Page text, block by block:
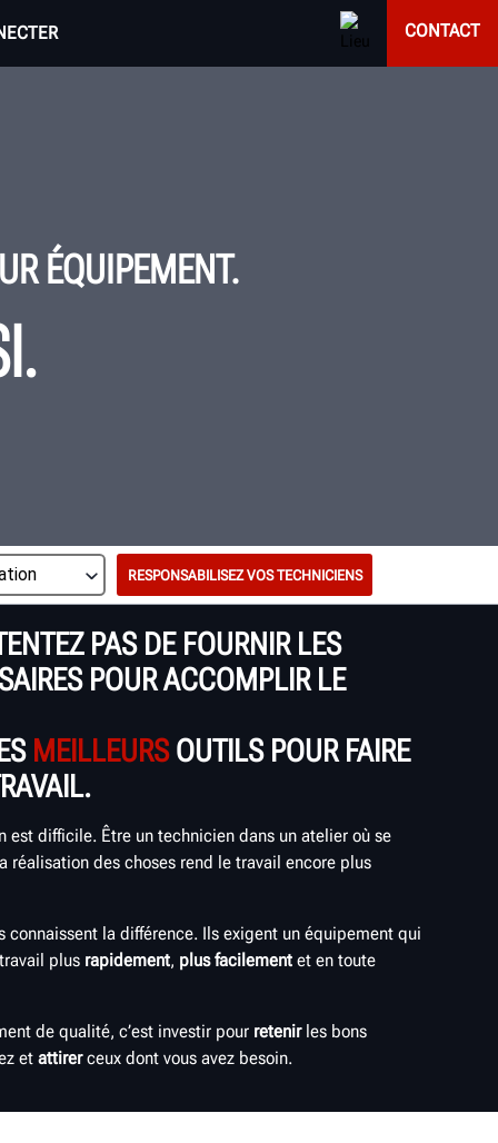
CONTACT
ÉQUIPEMENT.
RESPONSABILISEZ VOS TECHNICIENS
PAS DE FOURNIR LES
POUR ACCOMPLIR LE
MEILLEURSOUTILS POUR FAIRE
est difficile. Être un technicien dans un atelier où se
réalisation des choses rend le travail encore plus
connaissent la différence. Ils exigent un équipement qui
plus rapidement, plus facilement et en toute
de qualité, c’est investir pour retenirles bons
et attirerceux dont vous avez besoin.